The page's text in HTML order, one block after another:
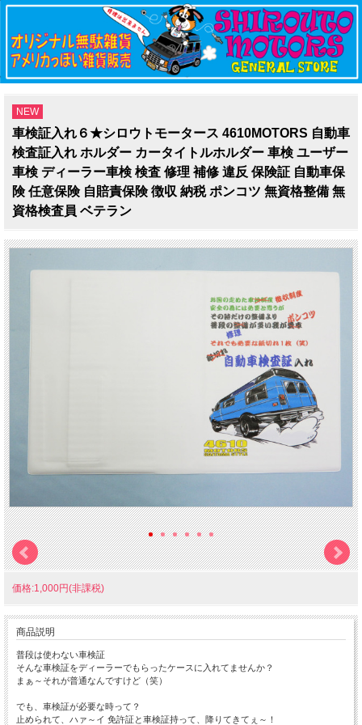
NEW
車検証入れ６★シロウトモータース 4610MOTORS 自動車
検査証入れ ホルダー カータイトルホルダー 車検 ユーザー
車検 ディーラー車検 検査 修理 補修 違反 保険証 自動車保
険 任意保険 自賠責保険 徴収 納税 ポンコツ 無資格整備 無
資格検査員 ベテラン
価格:1,000円(非課税)
商品説明
普段は使わない車検証
そんな車検証をディーラーでもらったケースに入れてませんか？
まぁ～それが普通なんですけど（笑）
でも、車検証が必要な時って？
止められて、ハァ～イ 免許証と車検証持って、降りてきてぇ～！